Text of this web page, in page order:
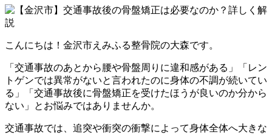
こんにちは！金沢市えみふる整骨院の大森です。
「交通事故のあとから腰や骨盤周りに違和感がある」「レン
トゲンでは異常がないと言われたのに身体の不調が続いてい
る」「交通事故後に骨盤矯正を受けたほうが良いのか分から
ない」とお悩みではありませんか。
交通事故では、追突や衝突の衝撃によって身体全体へ大きな